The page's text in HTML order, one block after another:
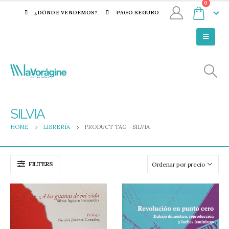
¿DÓNDE VENDEMOS? PAGO SEGURO
0
SILVIA
HOME LIBRERÍA PRODUCT TAG - SILVIA
FILTERS